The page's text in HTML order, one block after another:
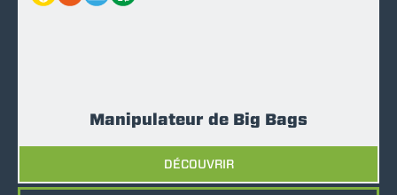
Manipulateur de Big Bags
DÉCOUVRIR